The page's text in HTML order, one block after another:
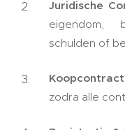
Juridische
eigendom,
schulden of
Koopcontract
zodra alle